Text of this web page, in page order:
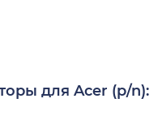
для Acer (p/n):